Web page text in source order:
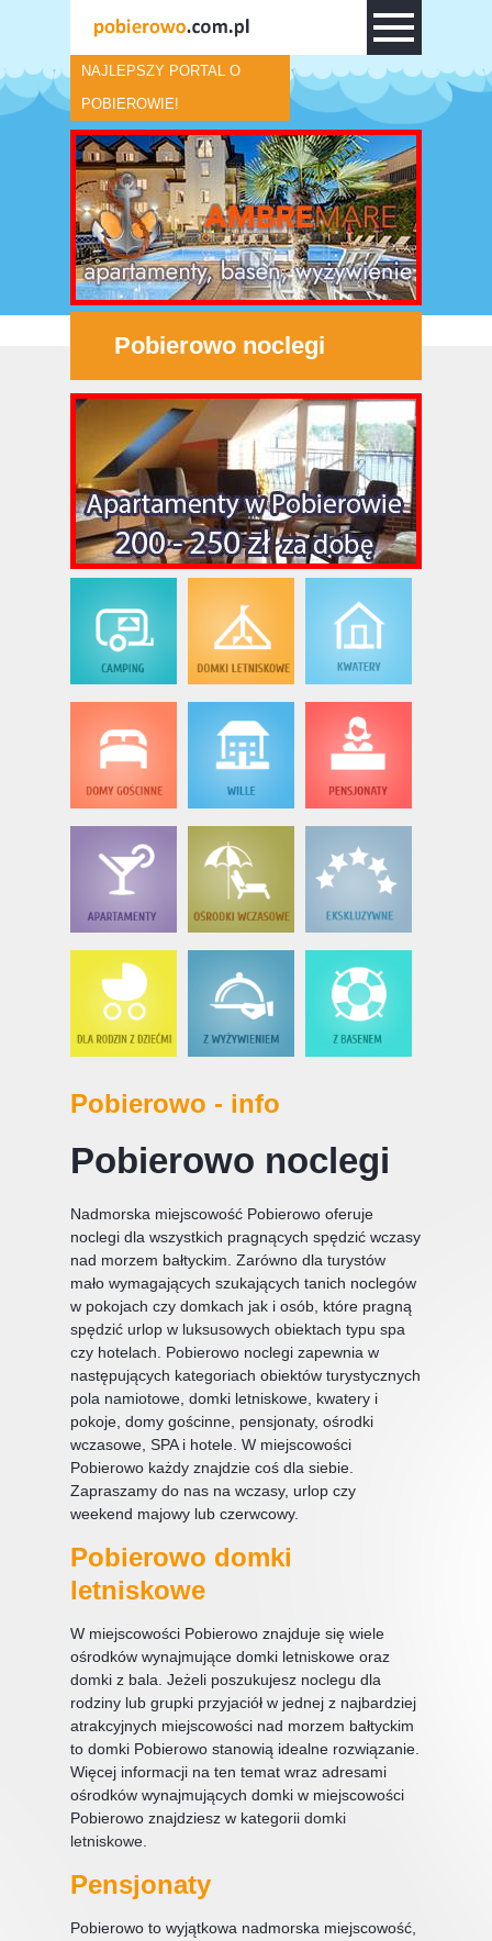
NAJLEPSZY PORTAL O
POBIEROWIE!
Pobierowo noclegi
Pobierowo - info
Pobierowo noclegi
Nadmorska miejscowość Pobierowo oferuje
noclegi dla wszystkich pragnących spędzić wczasy
nad morzem bałtyckim. Zarówno dla turystów
mało wymagających szukających tanich noclegów
w pokojach czy domkach jak i osób, które pragną
spędzić urlop w luksusowych obiektach typu spa
czy hotelach. Pobierowo noclegi zapewnia w
następujących kategoriach obiektów turystycznych
pola namiotowe, domki letniskowe, kwatery i
pokoje, domy gościnne, pensjonaty, ośrodki
wczasowe, SPA i hotele. W miejscowości
Pobierowo każdy znajdzie coś dla siebie.
Zapraszamy do nas na wczasy, urlop czy
weekend majowy lub czerwcowy.
Pobierowo domki
letniskowe
W miejscowości Pobierowo znajduje się wiele
ośrodków wynajmujące domki letniskowe oraz
domki z bala. Jeżeli poszukujesz noclegu dla
rodziny lub grupki przyjaciół w jednej z najbardziej
atrakcyjnych miejscowości nad morzem bałtyckim
to domki Pobierowo stanowią idealne rozwiązanie.
Więcej informacji na ten temat wraz adresami
ośrodków wynajmujących domki w miejscowości
Pobierowo znajdziesz w kategorii domki
letniskowe
Pensjonaty
Pobierowo to wyjątkowa nadmorska miejscowość,